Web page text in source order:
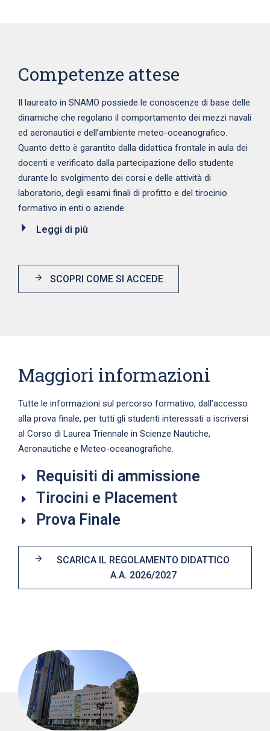
Competenze attese
Il laureato in SNAMO possiede le conoscenze di base delle
dinamiche che regolano il comportamento dei mezzi navali
ed aeronautici e dell’ambiente meteo-oceanografico.
Quanto detto è garantito dalla didattica frontale in aula dei
docenti e verificato dalla partecipazione dello studente
durante lo svolgimento dei corsi e delle attività di
laboratorio, degli esami finali di profitto e del tirocinio
formativo in enti o aziende.
Leggi di più
SCOPRI COME SI ACCEDE
Maggiori informazioni
Tutte le informazioni sul percorso formativo, dall’accesso
alla prova finale, per tutti gli studenti interessati a iscriversi
al Corso di Laurea Triennale in Scienze Nautiche,
Aeronautiche e Meteo-oceanografiche.
Requisiti di ammissione
Tirocini e Placement
Prova Finale
SCARICA IL REGOLAMENTO DIDATTICO
A.A. 2026/2027